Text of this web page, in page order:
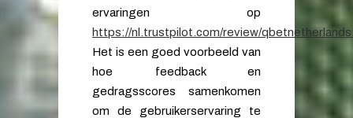
ervaringen op
https://nl.trustpilot.com/review/
Het is een goed voorbeeld van
hoe feedback en
gedragsscores samenkomen
om de gebruikerservaring te